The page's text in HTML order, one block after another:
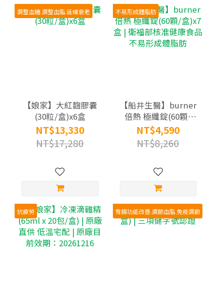
調整血糖.調整血脂.延緩衰老
【娘家】大紅麴膠囊
(30粒/盒)x6盒
NT$13,330
NT$17,280
不易形成體脂肪
【船井生醫】burner
倍熱 極纖錠(60顆/
盒)x7盒 | 衛福部核准
健康食品 不易形成體
脂肪
NT$4,590
NT$8,260
抗疲勞 胃腸功能改善.調節血脂.免疫調節